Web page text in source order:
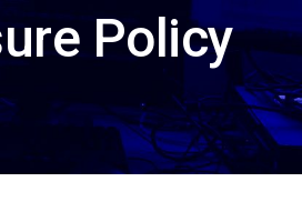
Policy